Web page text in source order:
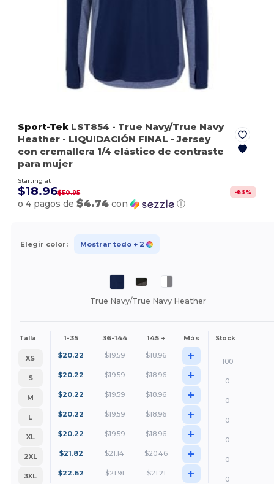
Sport-TekLST854 - True Navy/True Navy
Heather - LIQUIDACIÓN FINAL - Jersey
con cremallera 1/4 elástico de contraste
para mujer
Starting at
$18.96$50.95 -63%
o 4 pagos de$4.74 con ⓘ
Elegir color: Mostrar todo + 2
True Navy/True Navy Heather
Talla 1-35 36-144 145 + Más Stock
XS $20.22 $19.59 $18.96 +
100
S
$20.22 $19.59 $18.96 +
0
M
$20.22 $19.59 $18.96 +
0
L
$20.22 $19.59 $18.96 +
0
XL
$20.22 $19.59 $18.96 +
0
2XL
$21.82 $21.14 $20.46 +
0
3XL
$22.62 $21.91 $21.21 + 0